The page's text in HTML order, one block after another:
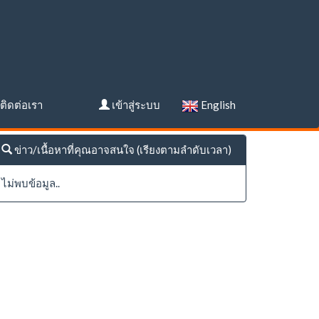
ติดต่อเรา เข้าสู่ระบบ English
ข่าว/เนื้อหาที่คุณอาจสนใจ (เรียงตามลำดับเวลา)
ไม่พบข้อมูล..